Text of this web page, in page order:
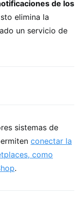
de los
elimina la
un servicio de
sistemas de
conectar la
como
.